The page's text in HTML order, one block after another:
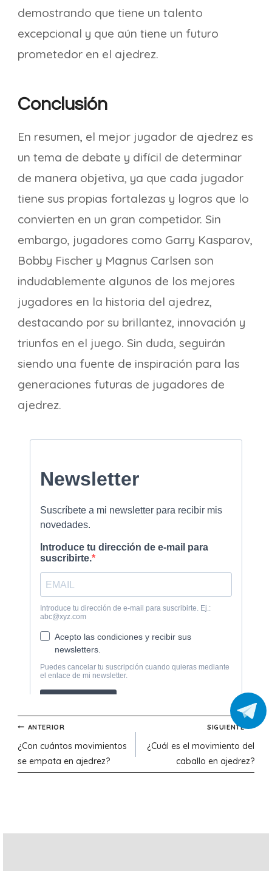
demostrando que tiene un talento
excepcional y que aún tiene un futuro
prometedor en el ajedrez.
Conclusión
En resumen, el mejor jugador de ajedrez es
un tema de debate y difícil de determinar
de manera objetiva, ya que cada jugador
tiene sus propias fortalezas y logros que lo
convierten en un gran competidor. Sin
embargo, jugadores como Garry Kasparov,
Bobby Fischer y Magnus Carlsen son
indudablemente algunos de los mejores
jugadores en la historia del ajedrez,
destacando por su brillantez, innovación y
triunfos en el juego. Sin duda, seguirán
siendo una fuente de inspiración para las
generaciones futuras de jugadores de
ajedrez.
Navegación
de
ANTERIOR
¿Con cuántos movimientos
se empata en ajedrez?
SIGUIENTE
¿Cuál es el movimiento del
caballo en ajedrez?